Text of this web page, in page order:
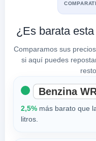
¿Es barata
Comparamos sus
si aquí puedes
Benzina
2,5%más barato que
litros.